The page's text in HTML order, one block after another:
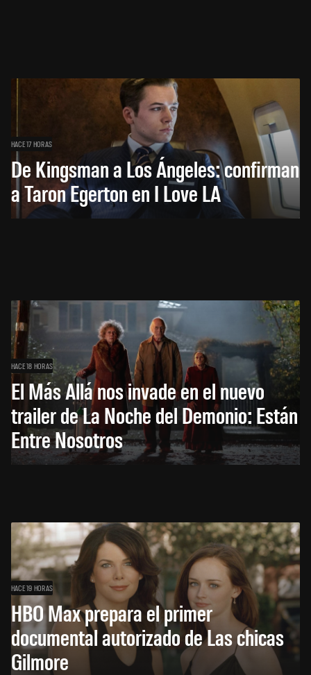
HACE 17 HORAS
De Kingsman a Los Ángeles: confirman
a Taron Egerton en I Love LA
HACE 18 HORAS
El Más Allá nos invade en el nuevo
trailer de La Noche del Demonio: Están
Entre Nosotros
HACE 19 HORAS
HBO Max prepara el primer
documental autorizado de Las chicas
Gilmore